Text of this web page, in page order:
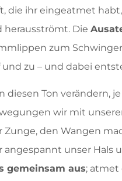
die ihr eingeatmet
herausströmt. Die
zum
und zu – und dabei
diesen Ton verändern,
wir mit
Zunge, den Wangen
angespannt unser Hals
gemeinsam aus; atmet